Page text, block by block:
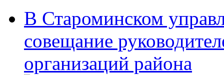
В Староминском
совещание
организаций района